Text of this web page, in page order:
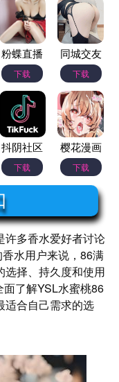
粉蝶直播
下载
同城交友
下载
抖阴社区
下载
樱花漫画
下载
许多香水爱好者讨论
水用户来说，86满
选择、持久度和使用
了解YSL水蜜桃86
适合自己需求的选